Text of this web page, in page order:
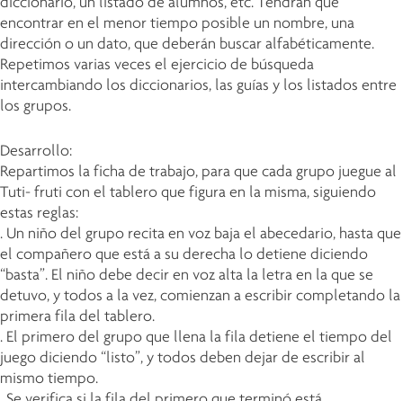
encontrar en el menor tiempo posible un nombre, una
dirección o un dato, que deberán buscar alfabéticamente.
Repetimos varias veces el ejercicio de búsqueda
intercambiando los diccionarios, las guías y los listados entre
los grupos.
Desarrollo:
Repartimos la ficha de trabajo, para que cada grupo juegue al
Tuti- fruti con el tablero que figura en la misma, siguiendo
estas reglas:
. Un niño del grupo recita en voz baja el abecedario, hasta que
el compañero que está a su derecha lo detiene diciendo
“basta”. El niño debe decir en voz alta la letra en la que se
detuvo, y todos a la vez, comienzan a escribir completando la
primera fila del tablero.
. El primero del grupo que llena la fila detiene el tiempo del
juego diciendo “listo”, y todos deben dejar de escribir al
mismo tiempo.